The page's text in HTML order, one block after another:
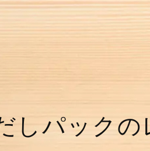
しパックの